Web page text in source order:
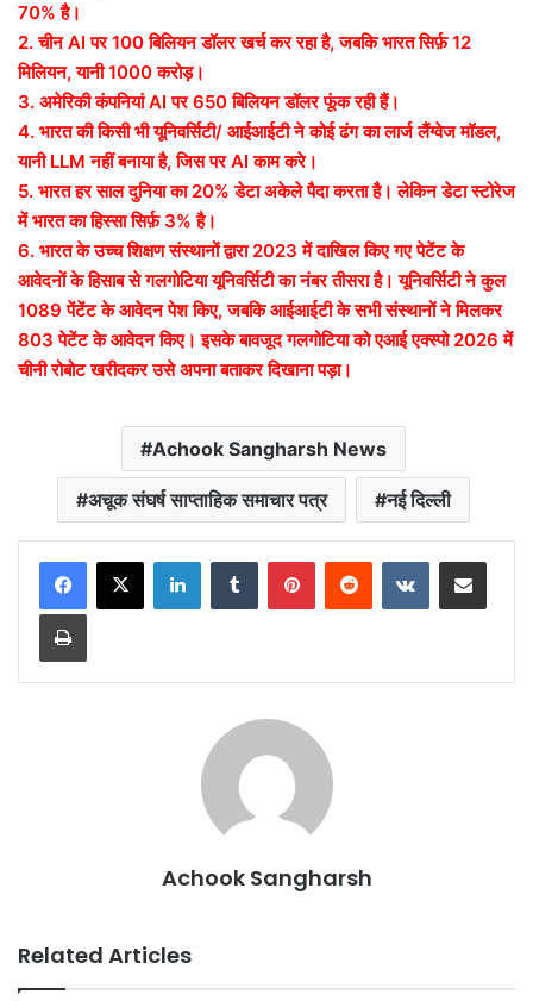
70% है।
2. चीन AI पर 100 बिलियन डॉलर खर्च कर रहा है, जबकि भारत सिर्फ़ 12
मिलियन, यानी 1000 करोड़।
3. अमेरिकी कंपनियां AI पर 650 बिलियन डॉलर फूंक रही हैं।
4. भारत की किसी भी यूनिवर्सिटी/ आईआईटी ने कोई ढंग का लार्ज लैंग्वेज मॉडल,
यानी LLM नहीं बनाया है, जिस पर AI काम करे।
5. भारत हर साल दुनिया का 20% डेटा अकेले पैदा करता है। लेकिन डेटा स्टोरेज
में भारत का हिस्सा सिर्फ़ 3% है।
6. भारत के उच्च शिक्षण संस्थानों द्वारा 2023 में दाखिल किए गए पेटेंट के
आवेदनों के हिसाब से गलगोटिया यूनिवर्सिटी का नंबर तीसरा है। यूनिवर्सिटी ने कुल
1089 पेंटेंट के आवेदन पेश किए, जबकि आईआईटी के सभी संस्थानों ने मिलकर
803 पेटेंट के आवेदन किए। इसके बावजूद गलगोटिया को एआई एक्स्पो 2026 में
चीनी रोबोट खरीदकर उसे अपना बताकर दिखाना पड़ा।
Achook Sangharsh News
अचूक संघर्ष साप्ताहिक समाचार पत्र नई दिल्ली
LinkedInTumblr PinterestReddit VKontakteShare via Email
Print
Achook Sangharsh
Related Articles